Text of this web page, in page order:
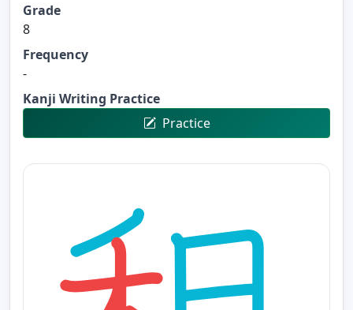
Grade
8
Frequency
-
Kanji Writing Practice
Practice